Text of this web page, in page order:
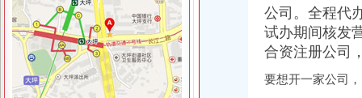
南山办个港澳通行证就这么难？_报料_民声汇_奥一报料_南都报系综合
那位总有办公司卡位出租南山、福田_深圳_天涯论坛_天涯社区
深圳市南山区利办文具商店公司介绍联系人江晓斌中国广东深圳市南
【南山街道办事处我公司地址在南山区学府路212号东方银座公馆,请
【多图】南山软件园,前海租房,南山科技园小办公室创业型公司免费
深圳办公室出租_写字楼出租_南山租办公室_南山写字楼出租_深圳租写
公司。 全程代
试办期间核发
合资注册公司
要想开一家公司，